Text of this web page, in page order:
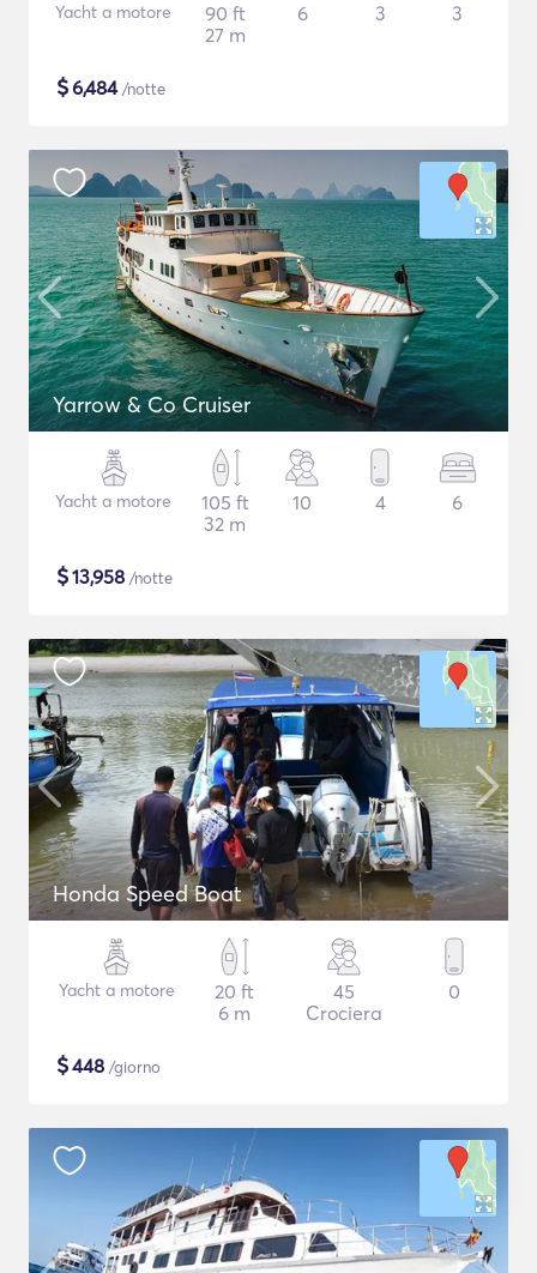
Yacht a motore
90 ft
27 m
6 3 3
$6,484/notte
Yarrow & Co Cruiser
Yacht a motore
105 ft
32 m
10 4 6
$13,958 /notte
Honda Speed Boat
Yacht a motore
20 ft
6 m
45
Crociera
0
$448 /giorno